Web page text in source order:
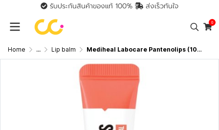
รับประกันสินค้าของแท้ 100% ส่งเร็วทันใจ
0
Home ... Lip balm Mediheal Labocare Pantenolips (10ml) เมดิฮีล ลิปบาล์มเนื้อครีม